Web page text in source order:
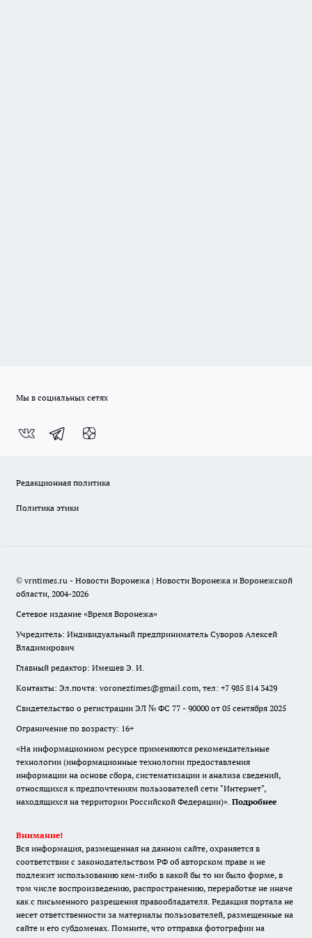
Мы в социальных сетях
Редакционная политика
Политика этики
© vrntimes.ru - Новости Воронежа | Новости Воронежа и Воронежской
области, 2004-2026
Сетевое издание «Время Воронежа»
Учредитель: Индивидуальный предприниматель Суворов Алексей
Владимирович
Главный редактор: Имешев Э. И.
Контакты: Эл.почта: voroneztimes@gmail.com, тел: +7 985 814 3429
Свидетельство о регистрации ЭЛ № ФС 77 - 90000 от 05 сентября 2025
Ограничение по возрасту: 16+
«На информационном ресурсе применяются рекомендательные
технологии (информационные технологии предоставления
информации на основе сбора, систематизации и анализа сведений,
относящихся к предпочтениям пользователей сети "Интернет",
находящихся на территории Российской Федерации)». Подробнее
Внимание!
Вся информация, размещенная на данном сайте, охраняется в
соответствии с законодательством РФ об авторском праве и не
подлежит использованию кем-либо в какой бы то ни было форме, в
том числе воспроизведению, распространению, переработке не иначе
как с письменного разрешения правообладателя. Редакция портала не
несет ответственности за материалы пользователей, размещенные на
сайте и его субдоменах. Помните, что отправка фотографии на